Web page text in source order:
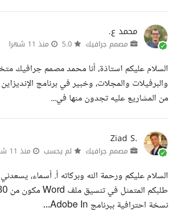
محمد ع.
مصمم جرافيك منذ 11 شهرا
السلام عليكم استاذة، أنا محمد مصمم
والبرفيلات والمجلات، وخبير في برنامج
من المشاريع عليه تجدون منها في...
Ziad S.
مصمم جرافيك لم يحسب منذ 11 شهرا
السلام عليكم ورحمة الله وبركاته أ. أسماء،
نسخة احترافية ببرنامج Adobe In...